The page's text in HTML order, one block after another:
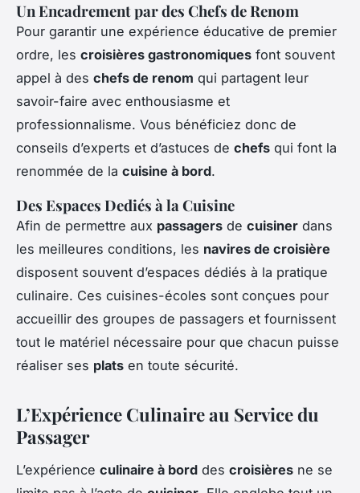
Un Encadrement par des Chefs de Renom
Pour garantir une expérience éducative de premier
ordre, les croisières gastronomiques font souvent
appel à des chefs de renom qui partagent leur
savoir-faire avec enthousiasme et
professionnalisme. Vous bénéficiez donc de
conseils d’experts et d’astuces de chefs qui font la
renommée de la cuisine à bord.
Des Espaces Dediés à la Cuisine
Afin de permettre aux passagers de cuisiner dans
les meilleures conditions, les navires de croisière
disposent souvent d’espaces dédiés à la pratique
culinaire. Ces cuisines-écoles sont conçues pour
accueillir des groupes de passagers et fournissent
tout le matériel nécessaire pour que chacun puisse
réaliser ses plats en toute sécurité.
L’Expérience Culinaire au Service du
Passager
L’expérience culinaire à bord des croisières ne se